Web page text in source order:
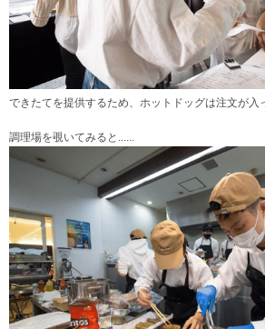
できたてを提供するため、ホットドッグは注文が入
調理場を覗いてみると......